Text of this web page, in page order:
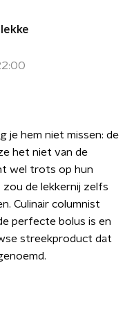
je hem niet missen: de
het niet van de
wel trots op hun
zou de lekkernij zelfs
Culinair columnist
perfecte bolus is en
streekproduct dat